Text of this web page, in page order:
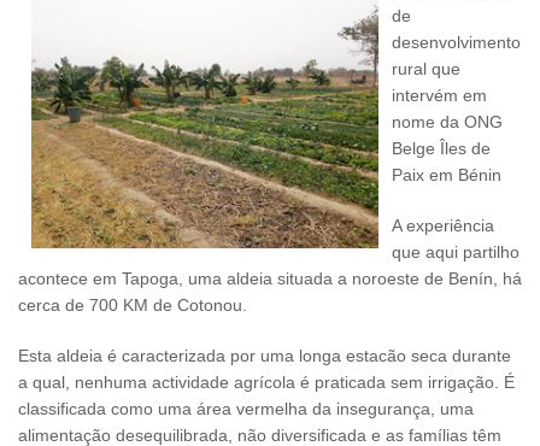
de
desenvolvimento
rural que
intervém em
nome da ONG
Belge Îles de
Paix em Bénin
A experiência
que aqui partilho
acontece em Tapoga, uma aldeia situada a noroeste de Benín, há
cerca de 700 KM de Cotonou.
Esta aldeia é caracterizada por uma longa estacão seca durante
a qual, nenhuma actividade agrícola é praticada sem irrigação. É
classificada como uma área vermelha da insegurança, uma
alimentação desequilibrada, não diversificada e as famílias têm